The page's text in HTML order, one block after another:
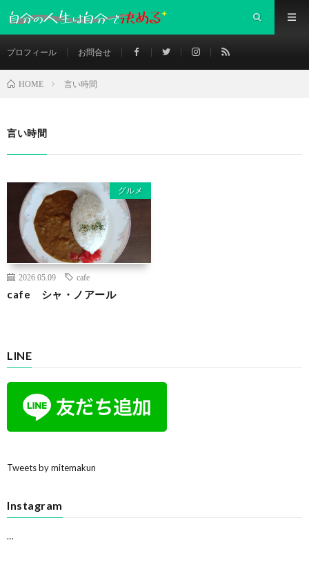
プロフィール お問合せ
HOME 言い時間
言い時間
グルメ
2026.05.09 cafe
cafe シャ・ノアール
LINE
Tweets by mitemakun
Instagram
…